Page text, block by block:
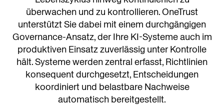
überwachen und zu kontrollieren. OneTrust
unterstützt Sie dabei mit einem durchgängigen
Governance-Ansatz, der Ihre KI-Systeme auch im
produktiven Einsatz zuverlässig unter Kontrolle
hält. Systeme werden zentral erfasst, Richtlinien
konsequent durchgesetzt, Entscheidungen
koordiniert und belastbare Nachweise
automatisch bereitgestellt.